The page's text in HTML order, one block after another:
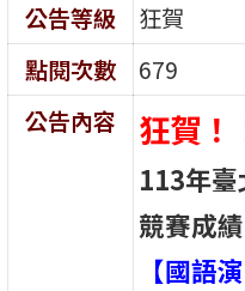
公告等級
狂賀
點閱次數
679
公告內容
狂賀！
113年
競賽成
【國語